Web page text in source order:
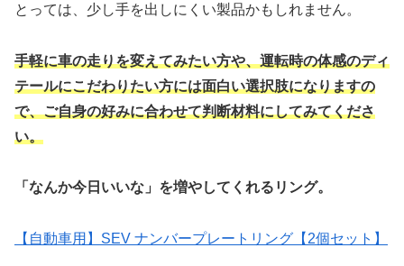
とっては、少し手を出しにくい製品かもしれません。
手軽に車の走りを変えてみたい方や、運転時の体感のディ
テールにこだわりたい方には面白い選択肢になりますの
で、ご自身の好みに合わせて判断材料にしてみてくださ
い。
「なんか今日いいな」を増やしてくれるリング。
【自動車用】SEV ナンバープレートリング【2個セット】